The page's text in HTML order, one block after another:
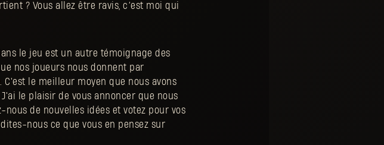
? Vous allez être ravis, c’est moi qui
le jeu est un autre témoignage des
nos joueurs nous donnent par
. C'est le meilleur moyen que nous avons
le plaisir de vous annoncer que nous
de nouvelles idées et votez pour vos
nous ce que vous en pensez sur